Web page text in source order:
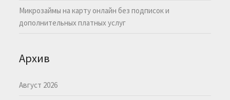
Микрозаймы на карту онлайн без подписок и
дополнительных платных услуг
Архив
Август 2026